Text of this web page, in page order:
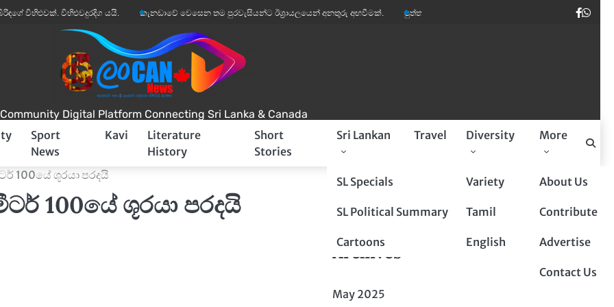
විහිළුවදුරදිග යයි. කැනඩාවේ වෙසෙන තම පුරවැසියන්ට ඊශ්‍රායලයෙන් අනතුරු අඟවීමක්. පුත්තලම් බූරුවන් ඉතාලියේ මාර ඩිමාන්ඩ්. කවි ලොව පෙරළියක්
Community Digital Platform Connecting Sri Lanka & Canada
Sport
News
Kavi
Literature
History
Short
Stories
Sri Lankan
SL Specials
SL Political Summary
Cartoons
Travel Diversity
Variety
Tamil
English
More
About Us
Contribute
Advertise
Contact Us
100යේ ශූරයා පරදයි
100යේ ශූරයා පරදයි
Sponsored By
Archives
May 2025